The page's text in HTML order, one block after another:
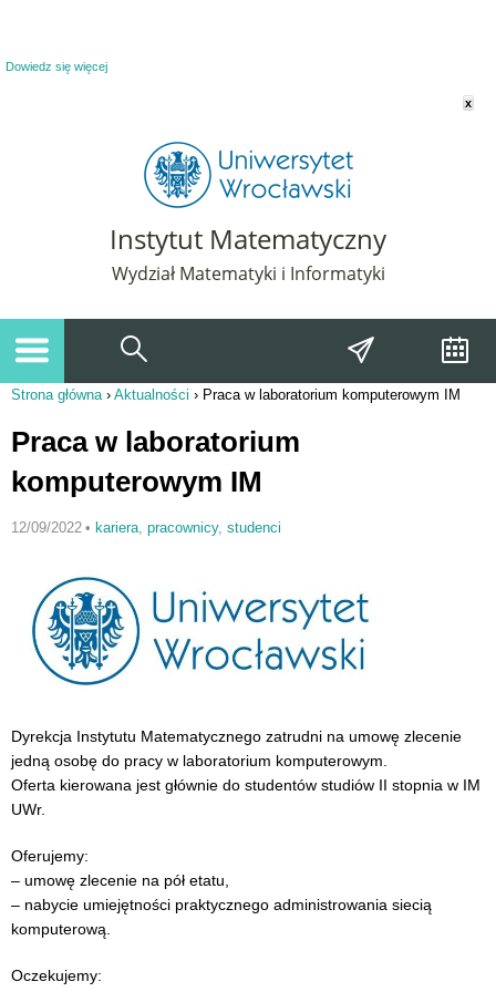
Dowiedz się więcej
x
Instytut Matematyczny
Wydział Matematyki i Informatyki
Strona główna› Aktualności › Praca w laboratorium komputerowym IM
Praca w laboratorium
komputerowym IM
12/09/2022 • kariera, pracownicy, studenci
Dyrekcja Instytutu Matematycznego zatrudni na umowę zlecenie
jedną osobę do pracy w laboratorium komputerowym.
Oferta kierowana jest głównie do studentów studiów II stopnia w IM
UWr.
Oferujemy:
– umowę zlecenie na pół etatu,
– nabycie umiejętności praktycznego administrowania siecią
komputerową.
Oczekujemy: